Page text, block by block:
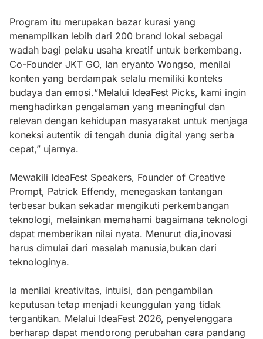
Program itu merupakan bazar kurasi yang
menampilkan lebih dari 200 brand lokal sebagai
wadah bagi pelaku usaha kreatif untuk berkembang.
Co-Founder JKT GO, Ian eryanto Wongso, menilai
konten yang berdampak selalu memiliki konteks
budaya dan emosi.“Melalui IdeaFest Picks, kami ingin
menghadirkan pengalaman yang meaningful dan
relevan dengan kehidupan masyarakat untuk menjaga
koneksi autentik di tengah dunia digital yang serba
cepat,” ujarnya.
Mewakili IdeaFest Speakers, Founder of Creative
Prompt, Patrick Effendy, menegaskan tantangan
terbesar bukan sekadar mengikuti perkembangan
teknologi, melainkan memahami bagaimana teknologi
dapat memberikan nilai nyata. Menurut dia,inovasi
harus dimulai dari masalah manusia,bukan dari
teknologinya.
Ia menilai kreativitas, intuisi, dan pengambilan
keputusan tetap menjadi keunggulan yang tidak
tergantikan. Melalui IdeaFest 2026, penyelenggara
berharap dapat mendorong perubahan cara pandang